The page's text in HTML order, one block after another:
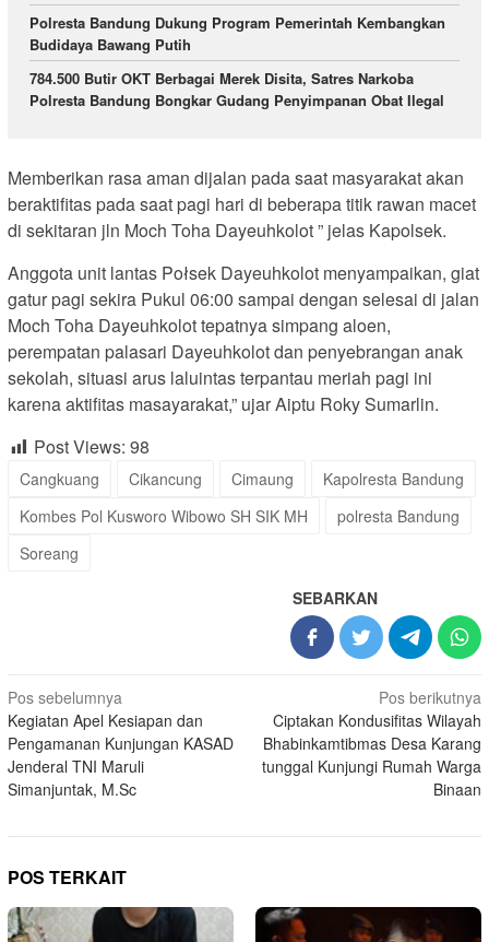
Polresta Bandung Dukung Program Pemerintah Kembangkan
Budidaya Bawang Putih
784.500 Butir OKT Berbagai Merek Disita, Satres Narkoba
Polresta Bandung Bongkar Gudang Penyimpanan Obat Ilegal
Memberikan rasa aman dijalan pada saat masyarakat akan
beraktifitas pada saat pagi hari di beberapa titik rawan macet
di sekitaran jln Moch Toha Dayeuhkolot ” jelas Kapolsek.
Anggota unit lantas Połsek Dayeuhkolot menyampaikan, giat
gatur pagi sekira Pukul 06:00 sampai dengan selesai di jalan
Moch Toha Dayeuhkolot tepatnya simpang aloen,
perempatan palasari Dayeuhkolot dan penyebrangan anak
sekolah, situasi arus laluintas terpantau meriah pagi ini
karena aktifitas masayarakat,” ujar Aiptu Roky Sumarlin.
Post Views: 98
Cangkuang Cikancung Cimaung
Kapolresta Bandung
Kombes Pol Kusworo Wibowo SH SIK MH
polresta Bandung
Soreang
SEBARKAN
Navigasi
pos
Pos sebelumnya
Kegiatan Apel Kesiapan dan
Pengamanan Kunjungan KASAD
Jenderal TNI Maruli
Simanjuntak, M.Sc
Pos berikutnya
Ciptakan Kondusifitas Wilayah
Bhabinkamtibmas Desa Karang
tunggal Kunjungi Rumah Warga
Binaan
POS TERKAIT